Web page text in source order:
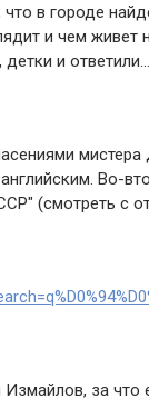
в городе
и чем
и ответили…
Во-
(смотреть с
за что